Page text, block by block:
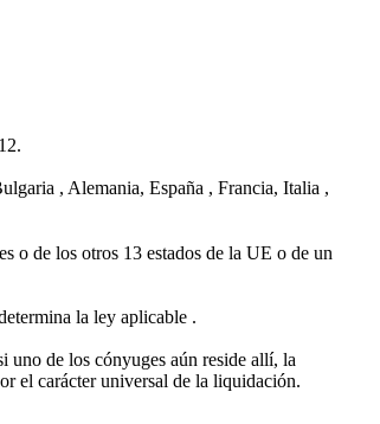
, Alemania, España , Francia, Italia ,
o de los otros 13 estados de la UE o de un
la ley aplicable .
uno de los cónyuges aún reside allí, la
el carácter universal de la liquidación.